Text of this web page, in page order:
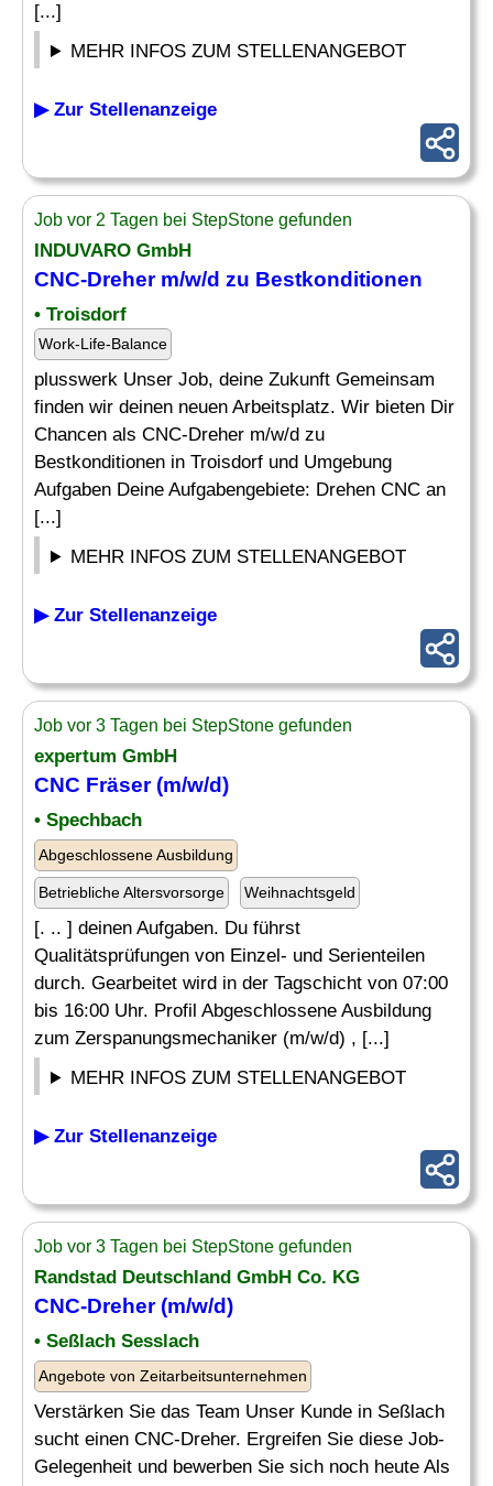
[...]
MEHR INFOS ZUM STELLENANGEBOT
▶ Zur Stellenanzeige
Job vor 2 Tagen bei StepStone gefunden
INDUVARO GmbH
CNC-Dreher m/w/d zu Bestkonditionen
• Troisdorf
Work-Life-Balance
plusswerk Unser Job, deine Zukunft Gemeinsam
finden wir deinen neuen Arbeitsplatz. Wir bieten Dir
Chancen als CNC-Dreher m/w/d zu
Bestkonditionen in Troisdorf und Umgebung
Aufgaben Deine Aufgabengebiete: Drehen CNC an
[...]
MEHR INFOS ZUM STELLENANGEBOT
▶ Zur Stellenanzeige
Job vor 3 Tagen bei StepStone gefunden
expertum GmbH
CNC Fräser(m/w/d)
• Spechbach
Abgeschlossene Ausbildung
Betriebliche Altersvorsorge Weihnachtsgeld
[. .. ] deinen Aufgaben. Du führst
Qualitätsprüfungen von Einzel- und Serienteilen
durch. Gearbeitet wird in der Tagschicht von 07:00
bis 16:00 Uhr. Profil Abgeschlossene Ausbildung
zum Zerspanungsmechaniker (m/w/d) , [...]
MEHR INFOS ZUM STELLENANGEBOT
▶ Zur Stellenanzeige
Job vor 3 Tagen bei StepStone gefunden
Randstad Deutschland GmbH Co. KG
CNC-Dreher (m/w/d)
• Seßlach Sesslach
Angebote von Zeitarbeitsunternehmen
Verstärken Sie das Team Unser Kunde in Seßlach
sucht einen CNC-Dreher. Ergreifen Sie diese Job-
Gelegenheit und bewerben Sie sich noch heute Als